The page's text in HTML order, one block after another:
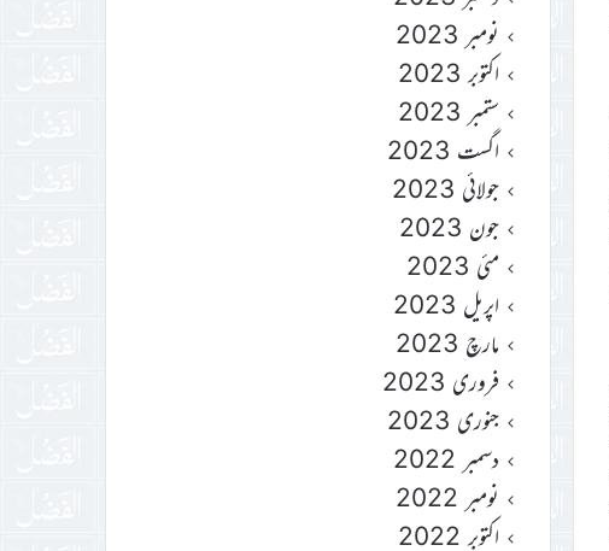
نومبر 2023
اکتوبر 2023
ستمبر 2023
اگست 2023
جولائی 2023
جون 2023
مئی 2023
اپریل 2023
مارچ 2023
فروری 2023
جنوری 2023
دسمبر 2022
نومبر 2022
اکتوبر 2022